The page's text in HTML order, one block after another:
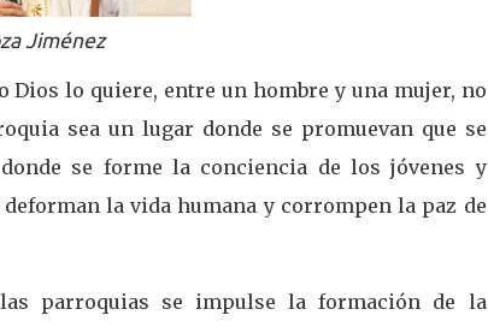
Jiménez
Dios lo quiere, entre un hombre y una mujer, no
sea un lugar donde se promuevan que se
se forme la conciencia de los jóvenes y
la vida humana y corrompen la paz de
parroquias se impulse la formación de la